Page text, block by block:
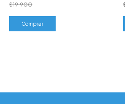
$19.900
Comprar